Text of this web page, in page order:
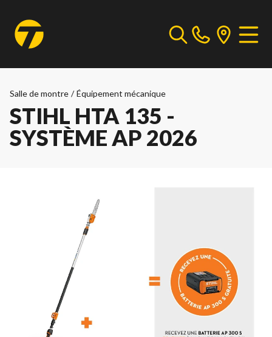
Salle de montre / Équipement mécanique
STIHL HTA 135 -
SYSTÈME AP 2026